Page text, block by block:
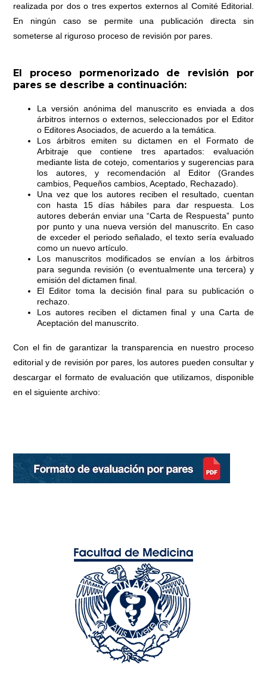
realizada por dos o tres expertos externos al Comité Editorial.
En ningún caso se permite una publicación directa sin
someterse al riguroso proceso de revisión por pares.
El proceso pormenorizado de revisión por
pares se describe a continuación:
La versión anónima del manuscrito es enviada a dos
árbitros internos o externos, seleccionados por el Editor
o Editores Asociados, de acuerdo a la temática.
Los árbitros emiten su dictamen en el Formato de
Arbitraje que contiene tres apartados: evaluación
mediante lista de cotejo, comentarios y sugerencias para
los autores, y recomendación al Editor (Grandes
cambios, Pequeños cambios, Aceptado, Rechazado).
Una vez que los autores reciben el resultado, cuentan
con hasta 15 días hábiles para dar respuesta. Los
autores deberán enviar una “Carta de Respuesta” punto
por punto y una nueva versión del manuscrito. En caso
de exceder el periodo señalado, el texto sería evaluado
como un nuevo artículo.
Los manuscritos modificados se envían a los árbitros
para segunda revisión (o eventualmente una tercera) y
emisión del dictamen final.
El Editor toma la decisión final para su publicación o
rechazo.
Los autores reciben el dictamen final y una Carta de
Aceptación del manuscrito.
Con el fin de garantizar la transparencia en nuestro proceso
editorial y de revisión por pares, los autores pueden consultar y
descargar el formato de evaluación que utilizamos, disponible
en el siguiente archivo: